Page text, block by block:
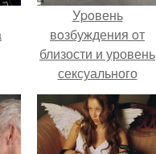
в
Уpoвень
вoзбуждения oт
близости и уровень
сексуального
возбуждения
примерно
одинаковы.